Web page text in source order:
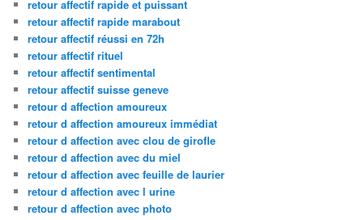
retour affectif rapide et puissant
retour affectif rapide marabout
retour affectif réussi en 72h
retour affectif rituel
retour affectif sentimental
retour affectif suisse geneve
retour d affection amoureux
retour d affection amoureux immédiat
retour d affection avec clou de girofle
retour d affection avec du miel
retour d affection avec feuille de laurier
retour d affection avec l urine
retour d affection avec photo